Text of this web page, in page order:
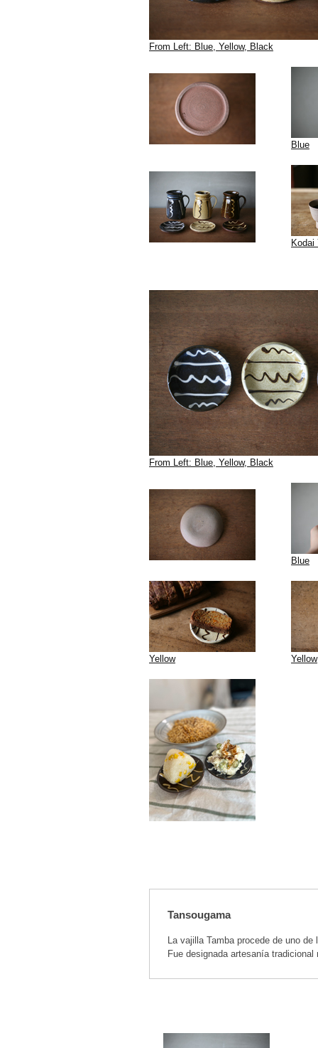
From Left: Blue, Yellow, Black
Blue
Kodai
From Left: Blue, Yellow, Black
Blue
Yellow Yellow
Tansougama
La vajilla Tamba procede de uno
Fue designada artesanía